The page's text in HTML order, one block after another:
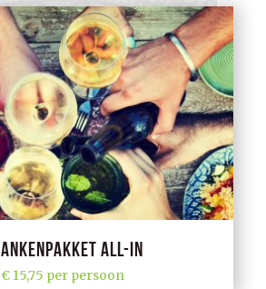
All-in
15,75 per persoon